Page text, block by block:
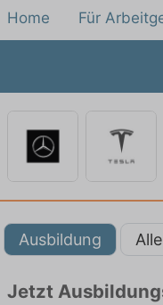
Home Für
Ausbildung
Jetzt